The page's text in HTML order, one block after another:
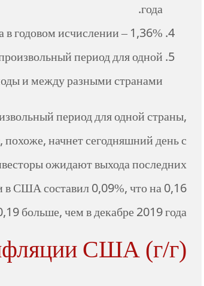
года.
годовом исчислении – 1,36%.
период для одной
и между разными странами.
период для одной страны,
начнет сегодняшний день с
ожидают выхода последних
США составил 0,09%, что на 0,16
больше, чем в декабре 2019 года.
США (г/г)